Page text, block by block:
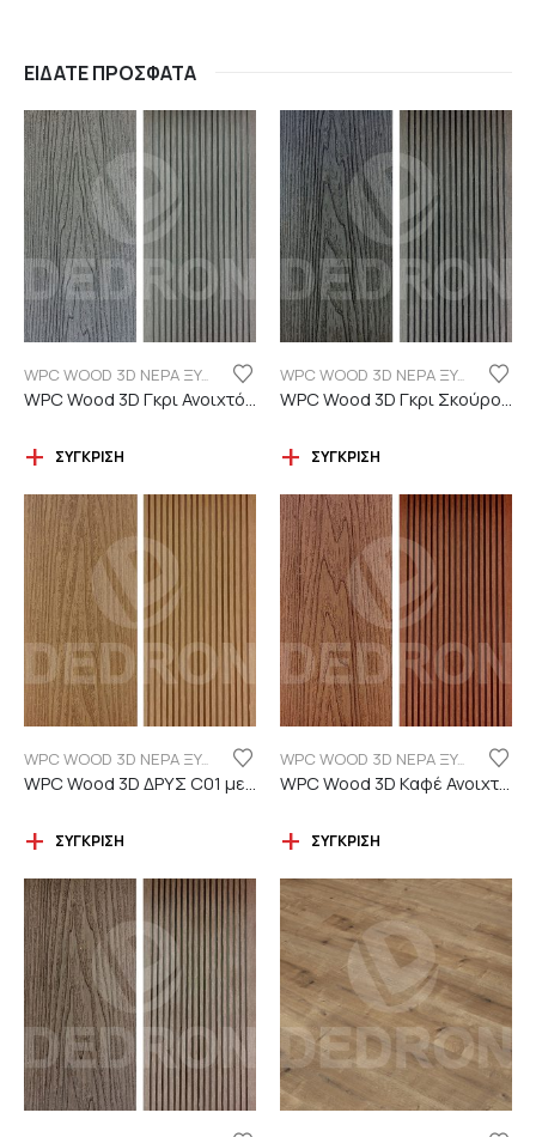
ΕΊΔΑΤΕ ΠΡΌΣΦΑΤΑ
WPC WOOD 3D ΝΕΡΑ ΞΥΛΟΥ
ΣΎΓΚΡΙΣΗ
WPC WOOD 3D ΝΕΡΑ ΞΥΛΟΥ
ΣΎΓΚΡΙΣΗ
WPC WOOD 3D ΝΕΡΑ ΞΥΛΟΥ
ΣΎΓΚΡΙΣΗ
WPC WOOD 3D ΝΕΡΑ ΞΥΛΟΥ
ΣΎΓΚΡΙΣΗ